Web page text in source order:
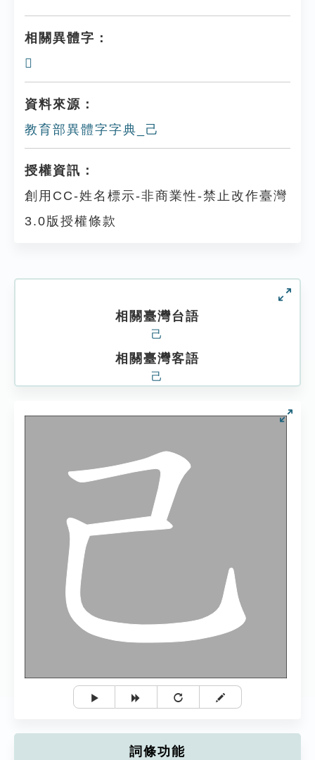
相關異體字：
𢀒
資料來源：
教育部異體字字典_己
授權資訊：
創用CC-姓名標示-非商業性-禁止改作臺灣
3.0版授權條款
相關臺灣台語
己
相關臺灣客語
己
詞條功能